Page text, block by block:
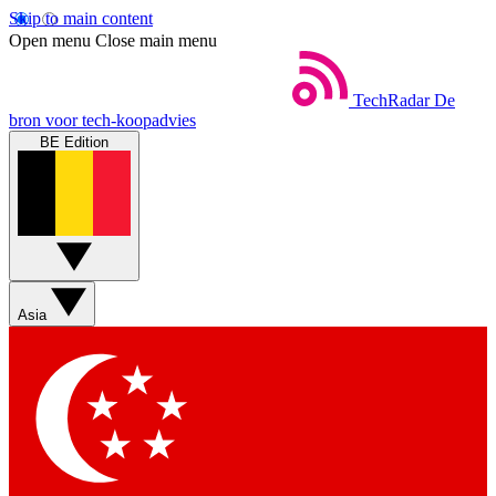
Skip to main content
Open menu Close main menu
TechRadar De
bron voor tech-koopadvies
BE Edition
Asia